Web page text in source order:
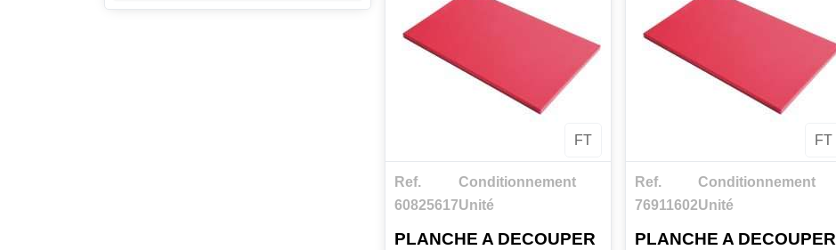
FT
Ref.
60825617
Conditionnement
Unité
PLANCHE A DECOUPER
FT
Ref.
76911602
Conditionnement
Unité
PLANCHE A DECOUPER